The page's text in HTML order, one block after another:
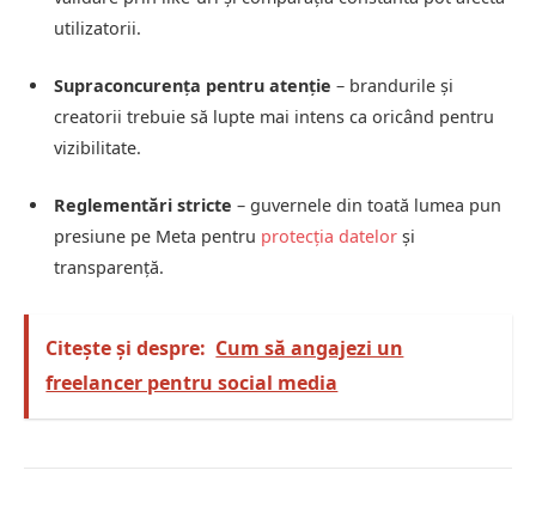
utilizatorii.
Supraconcurența pentru atenție – brandurile și
creatorii trebuie să lupte mai intens ca oricând pentru
vizibilitate.
Reglementări stricte – guvernele din toată lumea pun
presiune pe Meta pentru protecția datelor și
transparență.
Citește și despre: Cum să angajezi un
freelancer pentru social media